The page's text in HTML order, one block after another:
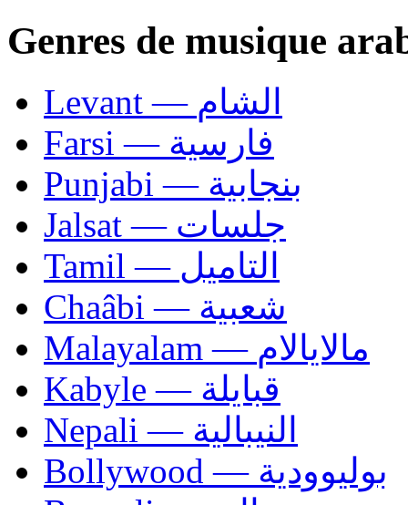
Genres de musique
Levant — الشام
Farsi — فارسية
Punjabi — بنجابية
Jalsat — جلسات
Tamil — التاميل
Chaâbi — شعبية
Malayalam — مالايالام
Kabyle — قبايلة
Nepali — النيبالية
Bollywood — بوليوودية